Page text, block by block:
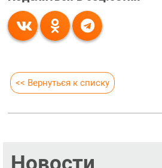
<< Вернуться к списку